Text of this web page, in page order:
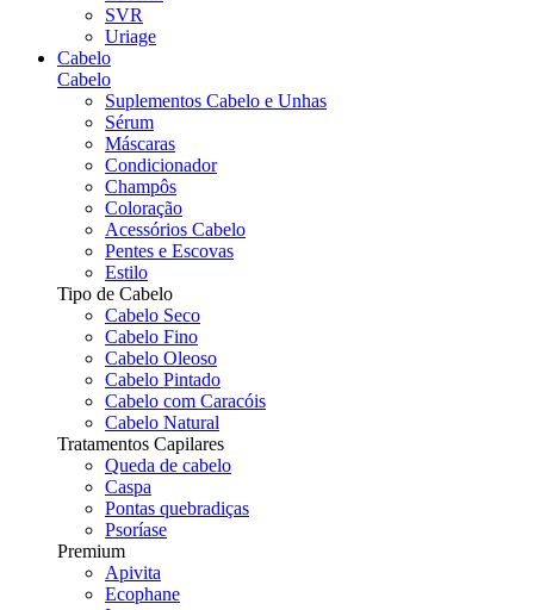
SVR
Uriage
Cabelo
Cabelo
Suplementos Cabelo e Unhas
Sérum
Máscaras
Condicionador
Champôs
Coloração
Acessórios Cabelo
Pentes e Escovas
Estilo
Tipo de Cabelo
Cabelo Seco
Cabelo Fino
Cabelo Oleoso
Cabelo Pintado
Cabelo com Caracóis
Cabelo Natural
Tratamentos Capilares
Queda de cabelo
Caspa
Pontas quebradiças
Psoríase
Premium
Apivita
Ecophane